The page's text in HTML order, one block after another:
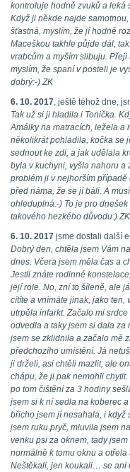
kontroluje hodně zvuků a leká
Když ji někde najde
šťastná, myslím, že jí hodně
Maceškou takhle půjde dál,
vrabcům a myším slibuju.
myslím, že spaní v posteli je
dobrý:-) ZK
6. 10. 2017, ještě téhož dne,
Tak už si ji hladila i Tonička.
Amálky na matracích, ležela a
několikrát pohladila, kočka se
sednout ke zdi, a jak udělala
byla v kuchyni, vyšla nahoru a
problém ji v nejhorším případě
před náma, že se jí báli. A
ohleduplná:-) To je pro
takového hezkého důvodu:) ZK
6. 10. 2017 jsme dostali další
Dobrý den, chtěla jsem Vám
dnes. Včera jsem měla čas a
Jestli znáte rodinné
její role. No, zní to šíleně, ale
cítíte a vnímáte jinak, jako ten,
utrpěla infarkt. Začalo mi
odvedla a taky jsem si dala za
jsem se zklidnila a začalo mě
předchozího umístění. Já
ji drželi, asi chtěli mazlit, ale
chápu, že ji pak nemohli
po tom čištění za 3 hodiny
jsem si k ní sedla na koberec
břicho jsem jí nesahala, i když
jsem ruku pryč, mluvila jsem
venku psi za oknem, tady
normálně k tomu oknu a
Neštěkali, jen koukali… se ani